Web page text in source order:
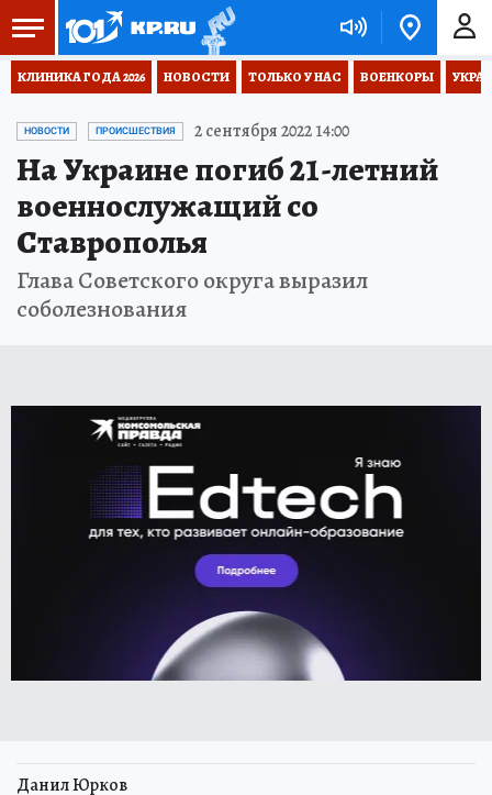
КЛИНИКА ГОДА 2026 НОВОСТИ ТОЛЬКО У НАС ВОЕНКОРЫ
НОВОСТИ ПРОИСШЕСТВИЯ 2 сентября 2022 14:00
На Украине погиб 21-летний
военнослужащий со
Ставрополья
Глава Советского округа выразил
соболезнования
Данил Юрков